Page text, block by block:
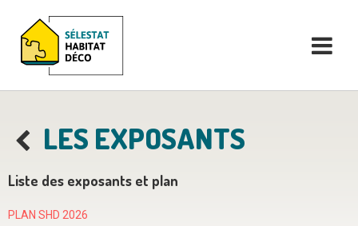
LES EXPOSANTS
Liste des exposants et plan
PLAN SHD 2026